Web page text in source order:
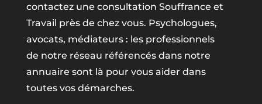
contactez une consultation Souffrance et
Travail près de chez vous. Psychologues,
avocats, médiateurs : les professionnels
de notre réseau référencés dans notre
annuaire sont là pour vous aider dans
toutes vos démarches.